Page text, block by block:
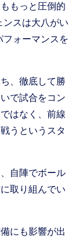
もっと圧倒的
ンスは大八がい
フォーマンスを
、徹底して勝
で試合をコン
はなく、前線
うというスタ
自陣でボール
取り組んでい
にも影響が出